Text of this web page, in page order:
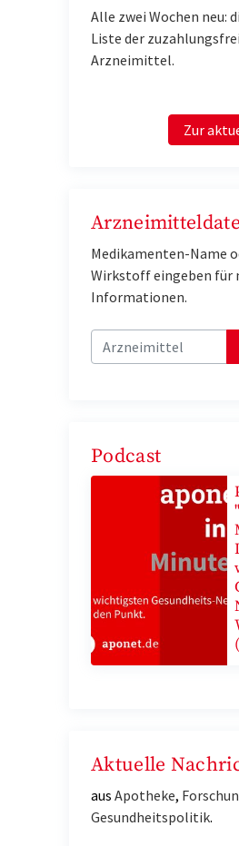
Alle zwei Wochen neu:
Liste der
Arzneimittel.
Zur
Medikamenten-Name
Wirkstoff eingeben für
Informationen.
Podcast
Aktuelle
aus Apotheke,
Gesundheitspolitik.